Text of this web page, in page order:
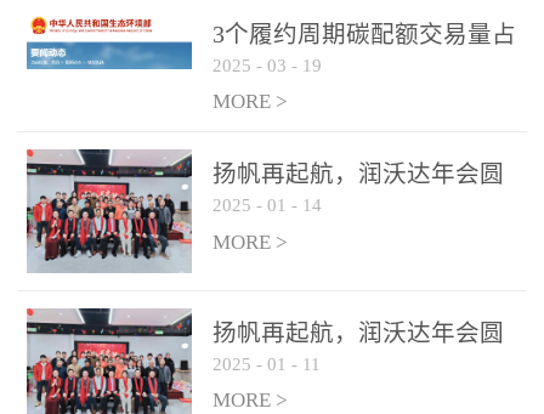
控制系统
3个履约周期碳配额交易量占
全国1/4 山东省碳排放强度持
续降低
2025 - 03 - 19
MORE >
扬帆再起航，润沃达年会圆
满结束！
2025 - 01 - 14
MORE >
扬帆再起航，润沃达年会圆
满结束！
2025 - 01 - 11
MORE >